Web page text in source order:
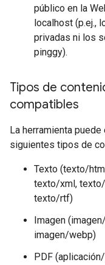
público en la
localhost (p.ej.,
privadas ni los
pinggy).
Tipos de
compatibles
La herramienta
siguientes tipos de
Texto (texto/
texto/xml,
texto/rtf)
Imagen
imagen/webp)
PDF